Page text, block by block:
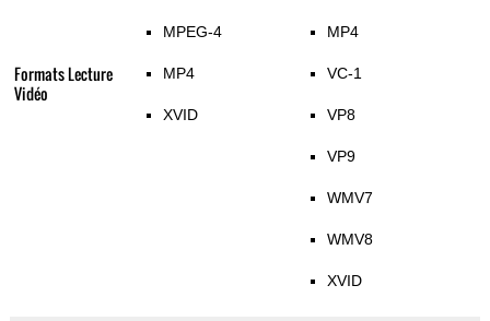
Formats Lecture
Vidéo
MPEG-4
MP4
XVID
MP4
VC-1
VP8
VP9
WMV7
WMV8
XVID